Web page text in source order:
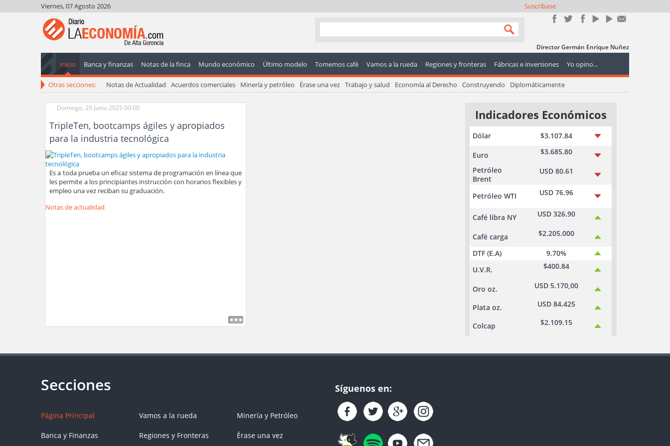
Viernes, 07 Agosto 2026 Suscríbase
Director Germán Enrique Nuñez
Inicio Banca y finanzas Notas de la finca Mundo económico Último modelo Tomemos café Vamos a la rueda Regiones y fronteras Fábricas e inversiones Yo opino...
Otras secciones: Notas de Actualidad Acuerdos comerciales Minería y petróleo Érase una vez Trabajo y salud Economía al Derecho Construyendo Diplomáticamente
Domingo, 29 Junio 2025 00:00
TripleTen, bootcamps ágiles y apropiados
para la industria tecnológica
Es a toda prueba un eficaz sistema de programación en línea que
les permite a los principiantes instrucción con horarios flexibles y
empleo una vez reciban su graduación.
Notas de actualidad
Indicadores Económicos
Dólar $3.107.84
Euro
$3.685.80
Petróleo
Brent
USD 80.61
Petróleo WTI USD 76.96
Café libra NY USD 326.90
Café carga $2.205.000
DTF (E.A)
9.70%
U.V.R.
$400.84
Oro oz. USD 5.170,00
Plata oz. USD 84.425
Colcap $2.109.15
Página Principal
Banca y Finanzas
Vamos a la rueda
Regiones y Fronteras
Minería y Petróleo
Érase una vez
Síguenos en: